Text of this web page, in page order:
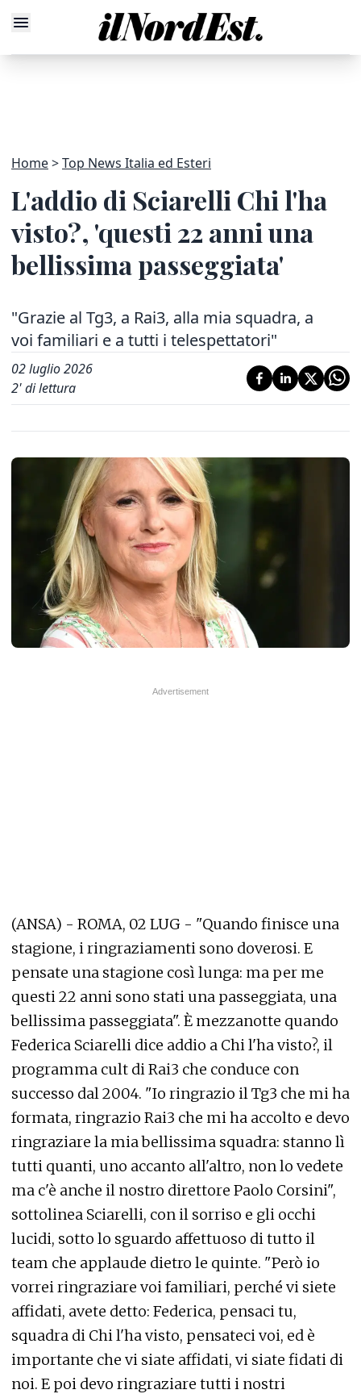
Home Top News Italia ed Esteri
L'addio di Sciarelli Chi l'ha
visto?, 'questi 22 anni una
bellissima passeggiata'
"Grazie al Tg3, a Rai3, alla mia squadra, a
voi familiari e a tutti i telespettatori"
02 luglio 2026
2' di lettura
(ANSA) - ROMA, 02 LUG - "Quando finisce una
stagione, i ringraziamenti sono doverosi. E
pensate una stagione così lunga: ma per me
questi 22 anni sono stati una passeggiata, una
bellissima passeggiata". È mezzanotte quando
Federica Sciarelli dice addio a Chi l'ha visto?, il
programma cult di Rai3 che conduce con
successo dal 2004. "Io ringrazio il Tg3 che mi ha
formata, ringrazio Rai3 che mi ha accolto e devo
ringraziare la mia bellissima squadra: stanno lì
tutti quanti, uno accanto all'altro, non lo vedete
ma c'è anche il nostro direttore Paolo Corsini",
sottolinea Sciarelli, con il sorriso e gli occhi
lucidi, sotto lo sguardo affettuoso di tutto il
team che applaude dietro le quinte. "Però io
vorrei ringraziare voi familiari, perché vi siete
affidati, avete detto: Federica, pensaci tu,
squadra di Chi l'ha visto, pensateci voi, ed è
importante che vi siate affidati, vi siate fidati di
noi. E poi devo ringraziare tutti i nostri